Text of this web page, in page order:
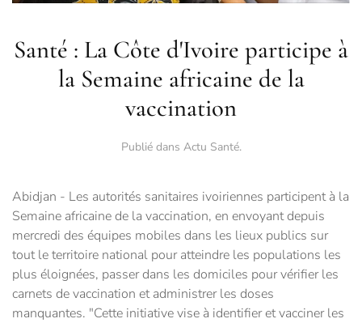
Santé : La Côte d'Ivoire participe à
la Semaine africaine de la
vaccination
Publié dans Actu Santé.
Abidjan - Les autorités sanitaires ivoiriennes participent à la
Semaine africaine de la vaccination, en envoyant depuis
mercredi des équipes mobiles dans les lieux publics sur
tout le territoire national pour atteindre les populations les
plus éloignées, passer dans les domiciles pour vérifier les
carnets de vaccination et administrer les doses
manquantes. "Cette initiative vise à identifier et vacciner les